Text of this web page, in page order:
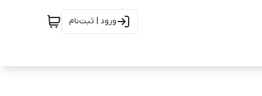
ورود | ثبت‌نام